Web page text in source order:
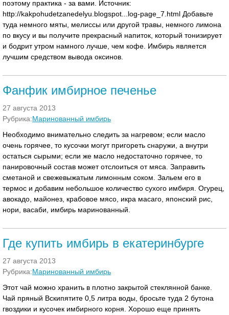
поэтому практика - за вами. Источник:
http://kakpohudetzanedelyu.blogspot...log-page_7.html Добавьте
туда немного мяты, мелиссы или другой травы, немного лимона
по вкусу и вы получите прекрасный напиток, который тонизирует
и бодрит утром намного лучше, чем кофе. Имбирь является
лучшим средством вывода оксинов.
Фанфик имбирное печенье
27 августа 2013
Рубрика:Маринованный имбирь
Необходимо внимательно следить за нагревом; если масло
очень горячее, то кусочки могут пригореть снаружи, а внутри
остаться сырыми; если же масло недостаточно горячее, то
панировочный состав может отслоиться от мяса. Заправить
сметаной и свежевыжатым лимонным соком. Зальем его в
термос и добавим небольшое количество сухого имбиря. Огурец,
авокадо, майонез, крабовое мясо, икра масаго, японский рис,
нори, васаби, имбирь маринованный.
Где купить имбирь в екатеринбурге
27 августа 2013
Рубрика:Маринованный имбирь
Этот чай можно хранить в плотно закрытой стеклянной банке.
Чай пряный Вскипятите 0,5 литра воды, бросьте туда 2 бутона
гвоздики и кусочек имбирного корня. Хорошо еще принять